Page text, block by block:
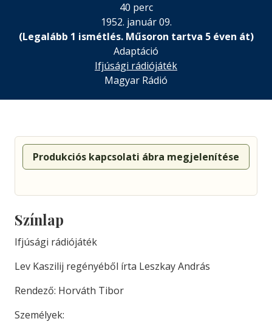
40 perc
1952. január 09.
(Legalább 1 ismétlés. Műsoron tartva 5 éven át)
Adaptáció
Ifjúsági rádiójáték
Magyar Rádió
Produkciós kapcsolati ábra megjelenítése
Színlap
Ifjúsági rádiójáték
Lev Kaszilij regényéből írta Leszkay András
Rendező: Horváth Tibor
Személyek: